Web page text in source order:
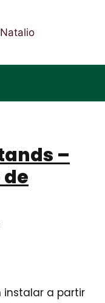
–
instalar a partir